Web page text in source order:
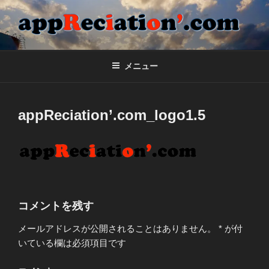
コ
ン
テ
ン
APPRECIATION'.COM
合同会社appReciation'のホームページ
メニュー
appReciation’.com_logo1.5
コメントを残す
メールアドレスが公開されることはありません。 * が付
いている欄は必須項目です